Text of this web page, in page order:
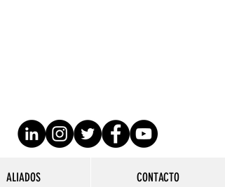
ALIADOS CONTACTO